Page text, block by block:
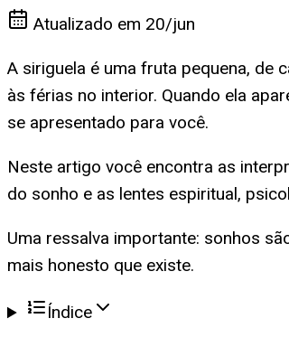
Atualizado em 20/jun
A siriguela é uma fruta pequena, de
às férias no interior. Quando ela
se apresentado para você.
Neste artigo você encontra as
do sonho e as lentes espiritual,
Uma ressalva importante: sonhos
mais honesto que existe.
Índice